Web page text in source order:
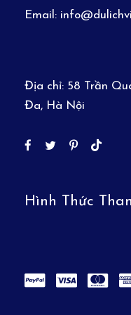
với những đàn Cá
– Chụp ảnh và bơi
Email:
Địa chỉ: 58 Trần
Đa, Hà Nội
Hình Thức